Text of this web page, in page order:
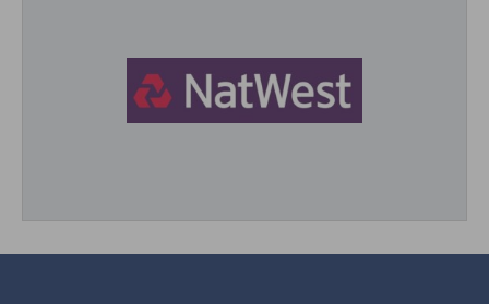
Director, Impact Investing